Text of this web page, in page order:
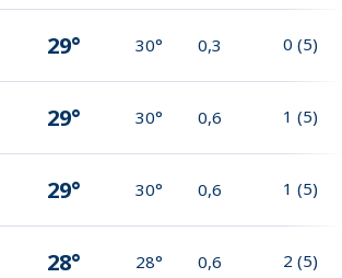
29° 30° 0,3 0 (5)
29° 30° 0,6 1 (5)
29° 30° 0,6 1 (5)
28° 28° 0,6 2 (5)